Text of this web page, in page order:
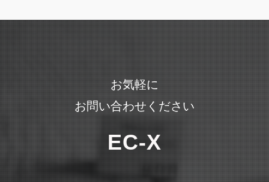
お気軽に
お問い合わせください
EC-X